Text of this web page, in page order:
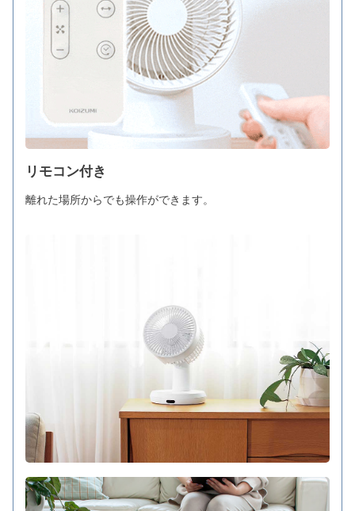
リモコン付き
離れた場所からでも操作ができます。